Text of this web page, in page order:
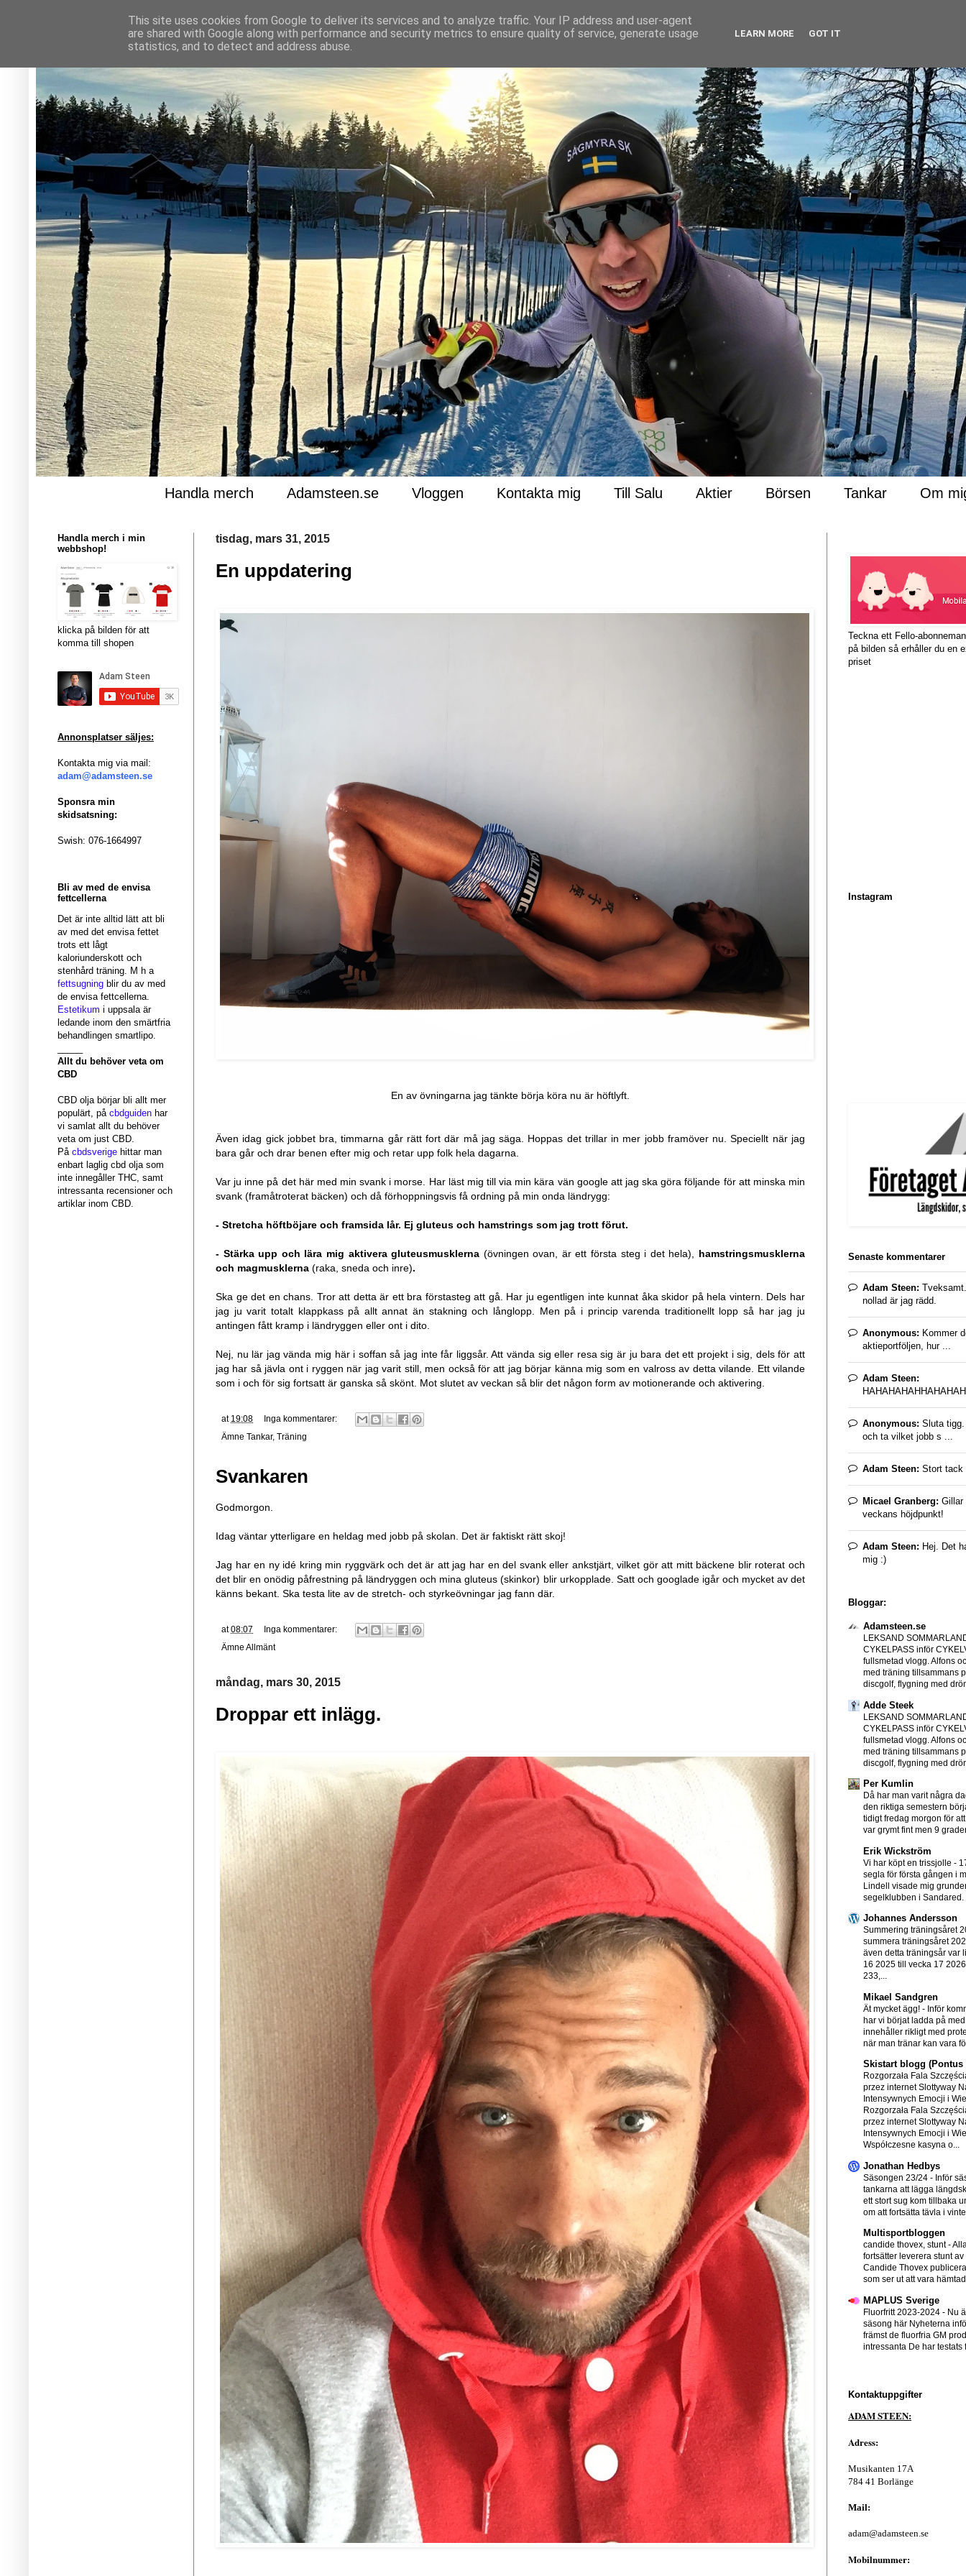
Handla merch Adamsteen.se Vloggen Kontakta mig Till Salu Aktier Börsen Tankar Om
tisdag, mars 31, 2015
En uppdatering
En av övningarna jag tänkte börja köra nu är höftlyft.
Även idag gick jobbet bra, timmarna går rätt fort där må jag säga. Hoppas det trillar in mer jobb framöver nu. Speciellt när jag
bara går och drar benen efter mig och retar upp folk hela dagarna.
Var ju inne på det här med min svank i morse. Har läst mig till via min kära vän google att jag ska göra följande för att minska min
svank (framåtroterat bäcken) och då förhoppningsvis få ordning på min onda ländrygg:
- Stretcha höftböjare och framsida lår. Ej gluteus och hamstrings som jag trott förut.
- Stärka upp och lära mig aktivera gluteusmusklerna (övningen ovan, är ett första steg i det hela), hamstringsmusklerna
och magmusklerna (raka, sneda och inre).
Ska ge det en chans. Tror att detta är ett bra förstasteg att gå. Har ju egentligen inte kunnat åka skidor på hela vintern. Dels har
jag ju varit totalt klappkass på allt annat än stakning och långlopp. Men på i princip varenda traditionellt lopp så har jag ju
antingen fått kramp i ländryggen eller ont i dito.
Nej, nu lär jag vända mig här i soffan så jag inte får liggsår. Att vända sig eller resa sig är ju bara det ett projekt i sig, dels för att
jag har så jävla ont i ryggen när jag varit still, men också för att jag börjar känna mig som en valross av detta vilande. Ett vilande
som i och för sig fortsatt är ganska så skönt. Mot slutet av veckan så blir det någon form av motionerande och aktivering.
at 19:08
Inga kommentarer:
Ämne Tankar, Träning
Svankaren
Godmorgon.
Idag väntar ytterligare en heldag med jobb på skolan. Det är faktiskt rätt skoj!
Jag har en ny idé kring min ryggvärk och det är att jag har en del svank eller ankstjärt, vilket gör att mitt bäckene blir roterat och
det blir en onödig påfrestning på ländryggen och mina gluteus (skinkor) blir urkopplade. Satt och googlade igår och mycket av det
känns bekant. Ska testa lite av de stretch- och styrkeövningar jag fann där.
at08:07
Inga kommentarer:
Ämne Allmänt
måndag, mars 30, 2015
Droppar ett inlägg.
Handla merch i min
webbshop!
klicka på bilden för att
komma till shopen
Annonsplatser säljes:
Kontakta mig via mail:
adam@adamsteen.se
Sponsra min
skidsatsning:
Swish: 076-1664997
Bli av med de envisa
fettcellerna
Det är inte alltid lätt att bli
av med det envisa fettet
trots ett lågt
kaloriunderskott och
stenhård träning. M h a
fettsugning blir du av med
de envisa fettcellerna.
Estetikum i uppsala är
ledande inom den smärtfria
behandlingen smartlipo.
Allt du behöver veta om
CBD
CBD olja börjar bli allt mer
populärt, påcbdguiden har
vi samlat allt du behöver
veta om just CBD.
På cbdsverige hittar man
enbart laglig cbd olja som
inte innegåller THC, samt
intressanta recensioner och
artiklar inom CBD.
Teckna ett Fello-
på bilden så erhåller du en
priset
Instagram
Senaste kommentarer
Adam Steen:
nollad är jag rädd.
Anonymous: Kommer
aktieportföljen, hur ...
Adam Steen:
Anonymous: Sluta tigg.
och ta vilket jobb s ...
Adam Steen: Stort tack
Micael Granberg: Gillar
veckans höjdpunkt!
Adam Steen: Hej. Det
mig :)
Bloggar:
Adamsteen.se
LEKSAND
CYKELPASS inför
fullsmetad vlogg. Alfons
med träning tillsammans
discgolf, flygning med
Adde Steek
LEKSAND
CYKELPASS inför
fullsmetad vlogg. Alfons
med träning tillsammans
discgolf, flygning med
Per Kumlin
Då har man varit några
den riktiga semestern
tidigt fredag morgon för
var grymt fint men 9
Erik Wickström
Vi har köpt en trissjolle -
segla för första gången i
Lindell visade mig
segelklubben i Sandared.
Johannes Andersson
Summering träningsåret
summera träningsåret
även detta träningsår var
16 2025 till vecka 17
233,...
Mikael Sandgren
Ät mycket ägg! - Inför
har vi börjat ladda på
innehåller rikligt med
när man tränar kan vara
Skistart blogg (Pontus
Rozgorzała Fala
przez internet Slottyway
Intensywnych Emocji i
Rozgorzała Fala
przez internet Slottyway
Intensywnych Emocji i
Współczesne kasyna o...
Jonathan Hedbys
Säsongen 23/24 - Inför
tankarna att lägga
ett stort sug kom tillbaka
om att fortsätta tävla i
Multisportbloggen
candide thovex, stunt-
fortsätter leverera stunt
Candide Thovex
som ser ut att vara
MAPLUS Sverige
Fluorfritt 2023-2024 - Nu
säsong här Nyheterna
främst de fluorfria GM
intressanta De har testats
Kontaktuppgifter
ADAM STEEN:
Adress:
Musikanten 17A
784 41 Borlänge
Mail:
adam@adamsteen.se
Mobilnummer:
This site uses cookies from Google to deliver its services and to analyze traffic. Your IP address and user-agent
are shared with Google along with performance and security metrics to ensure quality of service, generate usage
statistics, and to detect and address abuse.
LEARN MORE GOT IT